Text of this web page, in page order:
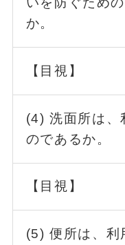
か。
【目視】
(4) 洗面所は、
のであるか。
【目視】
(5) 便所は、利